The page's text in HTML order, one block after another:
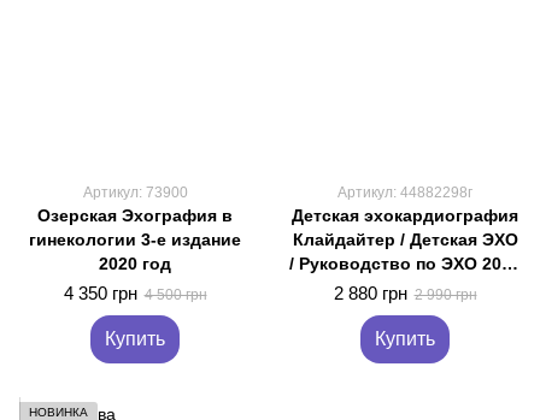
Артикул: 73900
Озерская Эхография в
гинекологии 3-е издание
2020 год
4 350 грн 4 500 грн
Купить
Артикул: 44882298г
Детская эхокардиография
Клайдайтер / Детская ЭХО
/ Руководство по ЭХО 2022
год
2 880 грн 2 990 грн
Купить
НОВИНКА